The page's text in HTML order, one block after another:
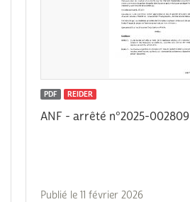
PDF REIDER
ANF - arrêté n°2025-002809
Publié le 11 février 2026